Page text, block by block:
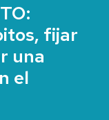
fijar
una
el